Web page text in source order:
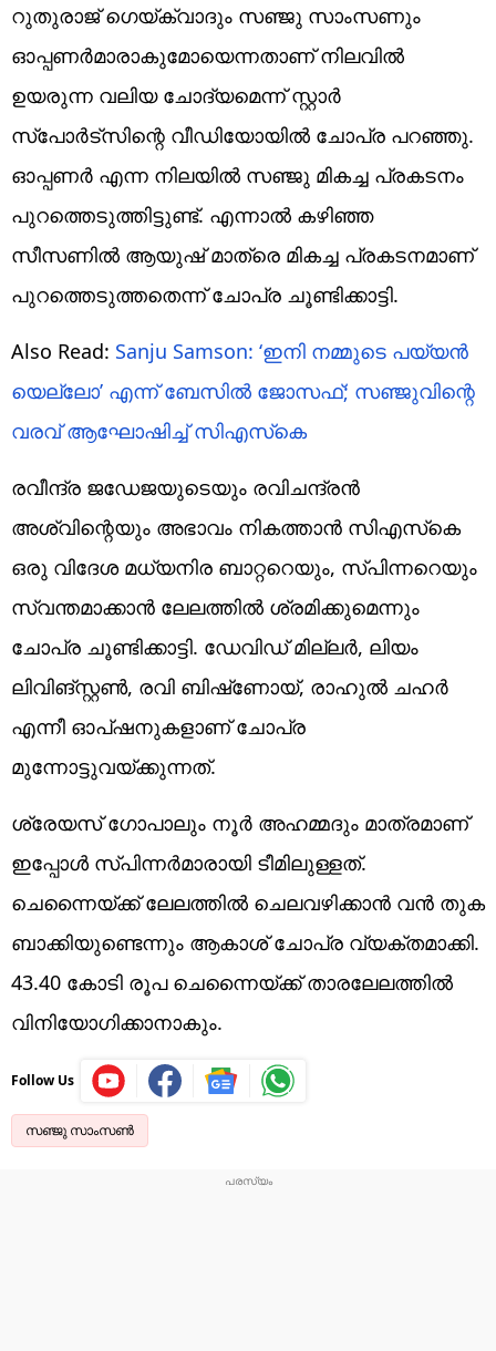
റുതുരാജ് ഗെയ്ക്‌വാദും സഞ്ജു സാംസണും
ഓപ്പണർമാരാകുമോയെന്നതാണ് നിലവില്‍
ഉയരുന്ന വലിയ ചോദ്യമെന്ന് സ്റ്റാർ
സ്‌പോർട്‌സിന്റെ വീഡിയോയിൽ ചോപ്ര പറഞ്ഞു.
ഓപ്പണര്‍ എന്ന നിലയില്‍ സഞ്ജു മികച്ച പ്രകടനം
പുറത്തെടുത്തിട്ടുണ്ട്. എന്നാല്‍ കഴിഞ്ഞ
സീസണില്‍ ആയുഷ് മാത്രെ മികച്ച പ്രകടനമാണ്
പുറത്തെടുത്തതെന്ന് ചോപ്ര ചൂണ്ടിക്കാട്ടി.
Also Read: Sanju Samson: ‘ഇനി നമ്മുടെ പയ്യന്‍
യെല്ലോ’ എന്ന് ബേസില്‍ ജോസഫ്; സഞ്ജുവിന്റെ
വരവ് ആഘോഷിച്ച് സിഎസ്‌കെ
രവീന്ദ്ര ജഡേജയുടെയും രവിചന്ദ്രൻ
അശ്വിന്റെയും അഭാവം നികത്താൻ സി‌എസ്‌കെ
ഒരു വിദേശ മധ്യനിര ബാറ്ററെയും, സ്പിന്നറെയും
സ്വന്തമാക്കാന്‍ ലേലത്തില്‍ ശ്രമിക്കുമെന്നും
ചോപ്ര ചൂണ്ടിക്കാട്ടി. ഡേവിഡ് മില്ലര്‍, ലിയം
ലിവിങ്സ്റ്റണ്‍, രവി ബിഷ്‌ണോയ്, രാഹുല്‍ ചഹര്‍
എന്നീ ഓപ്ഷനുകളാണ് ചോപ്ര
മുന്നോട്ടുവയ്ക്കുന്നത്.
ശ്രേയസ് ഗോപാലും നൂർ അഹമ്മദും മാത്രമാണ്
ഇപ്പോള്‍ സ്പിന്നര്‍മാരായി ടീമിലുള്ളത്.
ചെന്നൈയ്ക്ക് ലേലത്തില്‍ ചെലവഴിക്കാന്‍ വന്‍ തുക
ബാക്കിയുണ്ടെന്നും ആകാശ് ചോപ്ര വ്യക്തമാക്കി.
43.40 കോടി രൂപ ചെന്നൈയ്ക്ക് താരലേലത്തില്‍
വിനിയോഗിക്കാനാകും.
Follow Us
സഞ്ജു സാംസൺ